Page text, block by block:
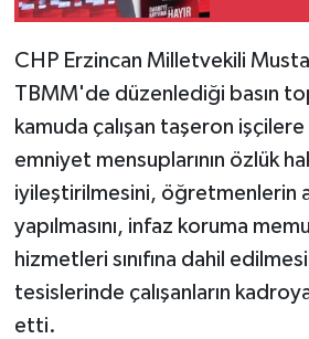
CHP Erzincan Milletvekili
TBMM'de düzenlediği basın
kamuda çalışan taşeron
emniyet mensuplarının özlük
iyileştirilmesini, öğretmenlerin
yapılmasını, infaz koruma
hizmetleri sınıfına dahil
tesislerinde çalışanların kadroya
etti.